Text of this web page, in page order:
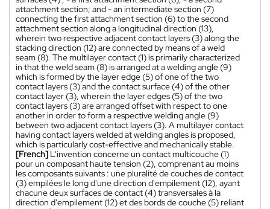
attachment section; and - an intermediate section (7)
connecting the first attachment section (6) to the second
attachment section along a longitudinal direction (13),
wherein two respective adjacent contact layers (3) along the
stacking direction (12) are connected by means of a weld
seam (8). The multilayer contact (1) is primarily characterized
in that the weld seam (8) is arranged at a welding angle (9)
which is formed by the layer edge (5) of one of the two
contact layers (3) and the contact surface (4) of the other
contact layer (3), wherein the layer edges (5) of the two
contact layers (3) are arranged offset with respect to one
another in order to form a respective welding angle (9)
between two adjacent contact layers (3). A multilayer contact
having contact layers welded at welding angles is proposed,
which is particularly cost-effective and mechanically stable.
[French] L'invention concerne un contact multicouche (1)
pour un composant haute tension (2), comprenant au moins
les composants suivants : une pluralité de couches de contact
(3) empilées le long d'une direction d'empilement (12), ayant
chacune deux surfaces de contact (4) transversales à la
direction d'empilement (12) et des bords de couche (5) reliant